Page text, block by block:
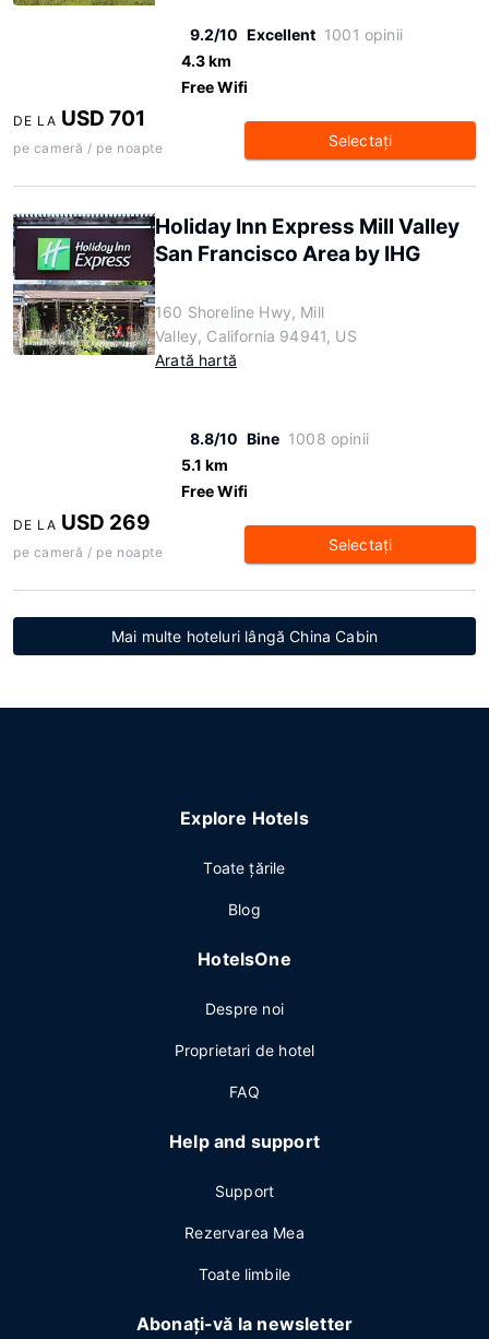
9.2/10 Excellent 1001 opinii
4.3 km
Free Wifi
DE LA USD 701
pe cameră / pe noapte Selectaţi
Holiday Inn Express Mill Valley
San Francisco Area by IHG
160 Shoreline Hwy, Mill
Valley, California 94941, US
Arată hartă
8.8/10 Bine 1008 opinii
5.1 km
Free Wifi
DE LA USD 269
pe cameră / pe noapte Selectaţi
Mai multe hoteluri lângă China Cabin
Explore Hotels
Toate ţările
Blog
HotelsOne
Despre noi
Proprietari de hotel
FAQ
Help and support
Support
Rezervarea Mea
Toate limbile
Abonați-vă la newsletter